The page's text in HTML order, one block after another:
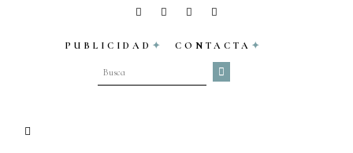
PUBLICIDAD CONTACTA